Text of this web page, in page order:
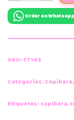
Order on
SKU: FT143
Categorías: Capibara,
Etiquetas: capibara,